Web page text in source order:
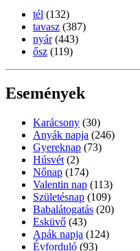
tél (132)
tavasz (387)
nyár (443)
ősz (119)
Események
Karácsony (30)
Anyák napja (246)
Gyereknap (73)
Húsvét (2)
Nőnap (174)
Valentin nap (113)
Születésnap (109)
Babalátogatás (20)
Esküvő (43)
Apák napja (124)
Évforduló (93)